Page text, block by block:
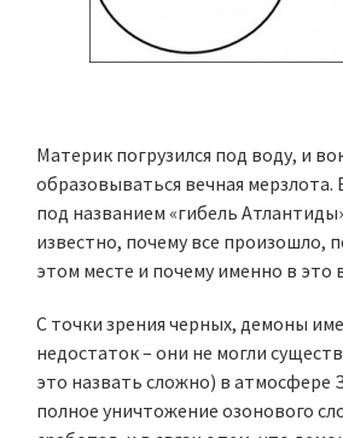
Материк погрузился под воду, и
образовываться вечная мерзлота.
под названием «гибель
известно, почему все произошло,
этом месте и почему именно в это
С точки зрения черных, демоны
недостаток – они не могли
это назвать сложно) в атмосфере
полное уничтожение озонового